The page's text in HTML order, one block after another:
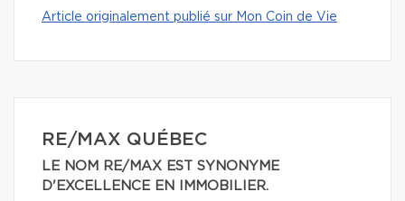
Article originalement publié sur Mon Coin de Vie
RE/MAX QUÉBEC
LE NOM RE/MAX EST SYNONYME
D'EXCELLENCE EN IMMOBILIER.